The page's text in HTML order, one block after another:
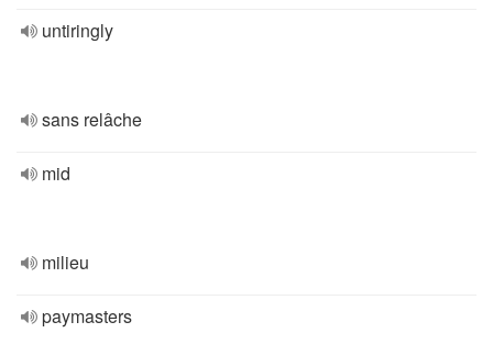
untiringly
sans relâche
mid
milieu
paymasters